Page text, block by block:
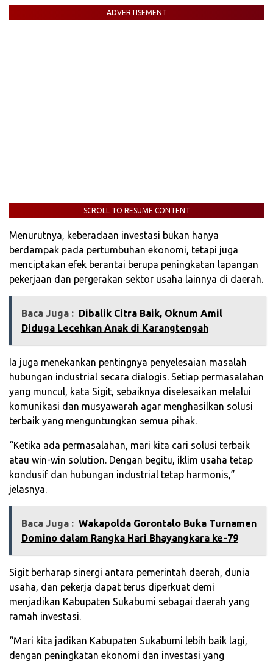
ADVERTISEMENT
SCROLL TO RESUME CONTENT
Menurutnya, keberadaan investasi bukan hanya
berdampak pada pertumbuhan ekonomi, tetapi juga
menciptakan efek berantai berupa peningkatan lapangan
pekerjaan dan pergerakan sektor usaha lainnya di daerah.
Baca Juga : ‎Dibalik Citra Baik, Oknum Amil
Diduga Lecehkan Anak di Karangtengah‎
Ia juga menekankan pentingnya penyelesaian masalah
hubungan industrial secara dialogis. Setiap permasalahan
yang muncul, kata Sigit, sebaiknya diselesaikan melalui
komunikasi dan musyawarah agar menghasilkan solusi
terbaik yang menguntungkan semua pihak.
“Ketika ada permasalahan, mari kita cari solusi terbaik
atau win-win solution. Dengan begitu, iklim usaha tetap
kondusif dan hubungan industrial tetap harmonis,”
jelasnya.
Baca Juga : Wakapolda Gorontalo Buka Turnamen
Domino dalam Rangka Hari Bhayangkara ke-79
Sigit berharap sinergi antara pemerintah daerah, dunia
usaha, dan pekerja dapat terus diperkuat demi
menjadikan Kabupaten Sukabumi sebagai daerah yang
ramah investasi.
“Mari kita jadikan Kabupaten Sukabumi lebih baik lagi,
dengan peningkatan ekonomi dan investasi yang